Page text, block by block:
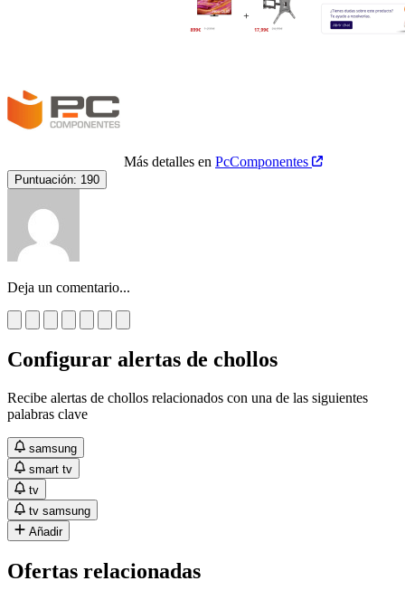
Más detalles en PcComponentes
Puntuación: 190
Deja un comentario...
Configurar alertas de chollos
Recibe alertas de chollos relacionados con una de las siguientes
palabras clave
samsung
smart tv
tv
tv samsung
Añadir
Ofertas relacionadas